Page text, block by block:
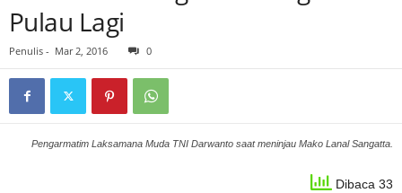
Pulau Lagi
Penulis - Mar 2, 2016 0
Pengarmatim Laksamana Muda TNI Darwanto saat meninjau Mako Lanal Sangatta.
Dibaca 33